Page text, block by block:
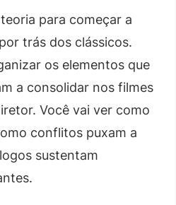
para começar a
trás dos clássicos.
os elementos que
a consolidar nos filmes
Você vai ver como
conflitos puxam a
sustentam